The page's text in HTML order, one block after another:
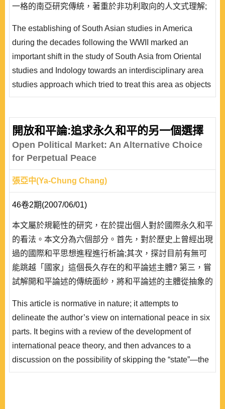
一格的南亞研究傳統，著重於非功利取向的人文式理解;
區域研究本身面臨學科紀律的重組與反省，過去對於南亞
問題的研究視野，也開始出現許多檢討與轉變。在本文的
討論中，我們便將透過南亞研究在美國學界發展軌跡的回
顧與檢討，描繪區..
The establishing of South Asian studies in America
during the decades following the WWII marked an
important shift in the study of South Asia from Oriental
studies and Indology towards an interdisciplinary area
studies approach which tried to treat this area as objects
of social sciences and humanities. During the ensuing
universities, such as the University of Chicago,
University of Pennsylvania; all fostered new projects
focused on South Asia. They had emphasized study ..
開放和平論:追求永久和平的另一個選擇
Open Political Market: An Alternative Choice
for Perpetual Peace
張亞中(Ya-Chung Chang)
46卷2期(2007/06/01)
本文屬於規範性的研究，在於提出個人對於國際永久和平
的看法。本文分為六個部分。首先，對於歷史上曾經出現
過的國際和平思想進程進行析論;其次，探討目前有無可
能跳越「國家」這個長久存在的和平論述主體? 第三，嘗
試解開和平論述的傳統面紗，將和平論述的主體從抽象的
和平論」的理論基礎;第五，探究「開放政治市場」在歷
史發展過程中曾經有過的若干實踐經驗及其意義;最後，
則是對「開放政治市場」的內涵及實踐可行性表述。「開
This article is normative in nature; it attempts to
delineate the author’s view on international peace in six
parts. It begins with a review of the development of
international peace theory, and then advances to a
discussion on the possibility of skipping the “state”—the
long established subject in peace discourse—in our